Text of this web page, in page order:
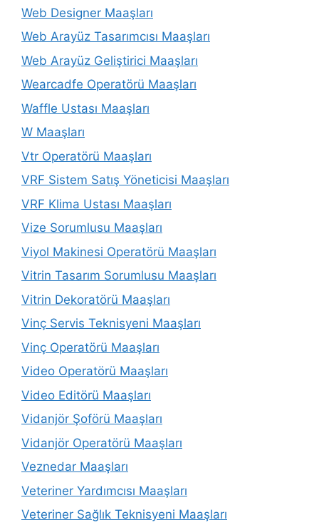
Web Designer Maaşları
Web Arayüz Tasarımcısı Maaşları
Web Arayüz Geliştirici Maaşları
Wearcadfe Operatörü Maaşları
Waffle Ustası Maaşları
W Maaşları
Vtr Operatörü Maaşları
VRF Sistem Satış Yöneticisi Maaşları
VRF Klima Ustası Maaşları
Vize Sorumlusu Maaşları
Viyol Makinesi Operatörü Maaşları
Vitrin Tasarım Sorumlusu Maaşları
Vitrin Dekoratörü Maaşları
Vinç Servis Teknisyeni Maaşları
Vinç Operatörü Maaşları
Video Operatörü Maaşları
Video Editörü Maaşları
Vidanjör Şoförü Maaşları
Vidanjör Operatörü Maaşları
Veznedar Maaşları
Veteriner Yardımcısı Maaşları
Veteriner Sağlık Teknisyeni Maaşları